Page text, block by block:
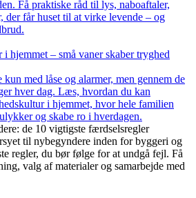
Få praktiske råd til lys, naboaftaler,
der får huset til at virke levende – og
hjemmet – små vaner skaber tryghed
med låse og alarmer, men gennem de
hver dag. Læs, hvordan du kan
i hjemmet, hvor hele familien
og skabe ro i hverdagen.
de 10 vigtigste færdselsregler
til nybegyndere inden for byggeri og
regler, du bør følge for at undgå fejl. Få
valg af materialer og samarbejde med